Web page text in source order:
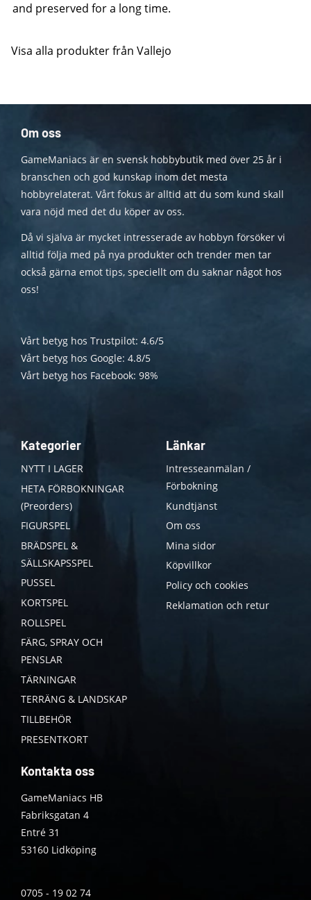
and preserved for a long time.
Visa alla produkter från Vallejo
Om oss
GameManiacs är en svensk hobbybutik med över 25 år i
branschen och god kunskap inom det mesta
hobbyrelaterat. Vårt fokus är alltid att du som kund skall
vara nöjd med det du köper av oss.
Då vi själva är mycket intresserade av hobbyn försöker vi
alltid följa med på nya produkter och trender men tar
också gärna emot tips, speciellt om du saknar något hos
oss!
Vårt betyg hos Trustpilot: 4.6/5
Vårt betyg hos Google: 4.8/5
Vårt betyg hos Facebook: 98%
Kategorier
NYTT I LAGER
HETA FÖRBOKNINGAR
(Preorders)
FIGURSPEL
BRÄDSPEL &
SÄLLSKAPSSPEL
PUSSEL
KORTSPEL
ROLLSPEL
FÄRG, SPRAY OCH
PENSLAR
TÄRNINGAR
TERRÄNG & LANDSKAP
TILLBEHÖR
PRESENTKORT
Länkar
Intresseanmälan /
Förbokning
Kundtjänst
Om oss
Mina sidor
Köpvillkor
Policy och cookies
Reklamation och retur
Kontakta oss
GameManiacs HB
Fabriksgatan 4
Entré 31
53160 Lidköping
0705 - 19 02 74